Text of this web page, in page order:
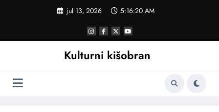
jul 13, 2026 5:16:21 AM
Kulturni kišobran